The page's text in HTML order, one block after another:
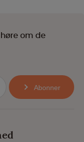
om de
Abonner